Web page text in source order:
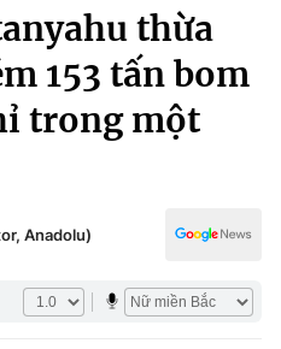
thừa
153 tấn bom
trong một
Anadolu)